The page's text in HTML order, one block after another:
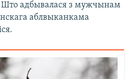
Што адбывалася з мужчынам
аблвыканкама